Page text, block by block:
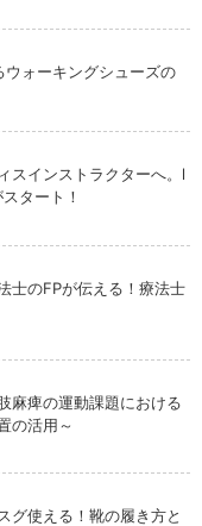
ウォーキングシューズの
スインストラクターへ。l
タート！
士のFPが伝える！療法士
麻痺の運動課題における
の活用～
グ使える！靴の履き方と